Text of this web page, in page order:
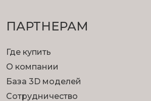
ПАРТНЕРАМ
Где купить
О компании
База 3D моделей
Сотрудничество